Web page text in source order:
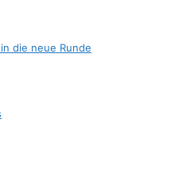
die neue Runde